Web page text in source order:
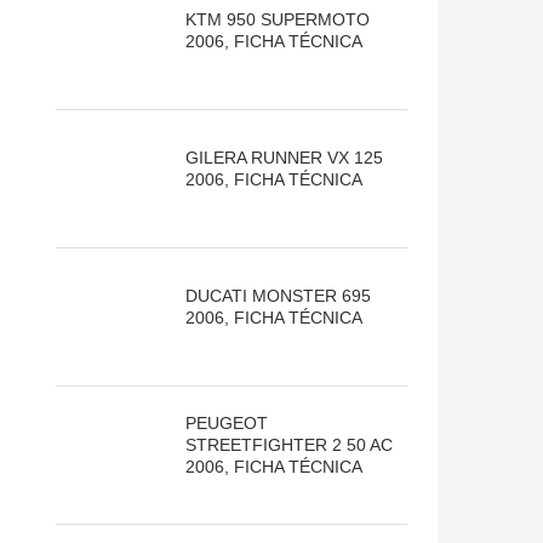
KTM 950 SUPERMOTO
2006, FICHA TÉCNICA
GILERA RUNNER VX 125
2006, FICHA TÉCNICA
DUCATI MONSTER 695
2006, FICHA TÉCNICA
PEUGEOT
STREETFIGHTER 2 50 AC
2006, FICHA TÉCNICA